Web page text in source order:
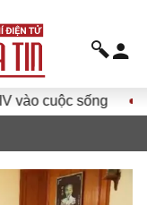
sống Hướng